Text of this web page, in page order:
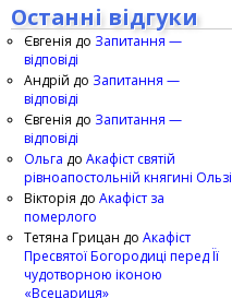
Останні відгуки
Євгенія до Запитання —
відповіді
Андрій до Запитання —
відповіді
Євгенія до Запитання —
відповіді
Ольга до Акафіст святій
рівноапостольній княгині Ользі
Вікторія до Акафіст за
померлого
Тетяна Грицан до Акафіст
Пресвятої Богородиці перед Її
чудотворною іконою
«Всецариця»